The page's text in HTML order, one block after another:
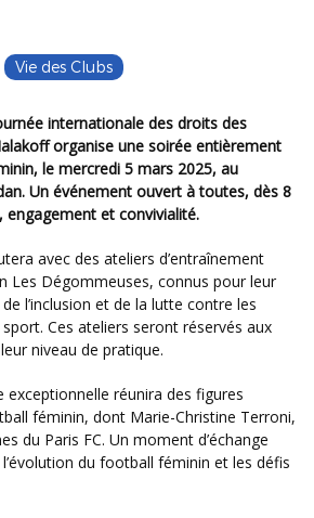
Vie des Clubs
organise une soirée entièrement
le mercredi 5 mars 2025, au
Un événement ouvert à toutes, dès 8
engagement et convivialité.
Les Dégommeuses, connus pour leur
l’inclusion et de la lutte contre les
Ces ateliers seront réservés aux
niveau de pratique.
féminin, dont Marie-Christine Terroni,
du Paris FC. Un moment d’échange
du football féminin et les défis